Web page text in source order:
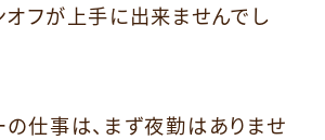
フが上手に出来ませんでし
仕事は、まず夜勤はありませ